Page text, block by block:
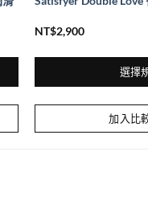
NT$2,900
選擇
品
加入比